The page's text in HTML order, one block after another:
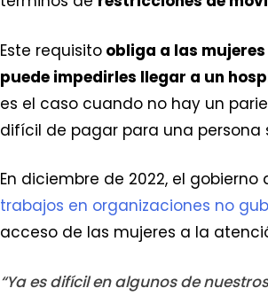
Este requisito obliga a las
puede impedirles llegar a un
es el caso cuando no hay un
difícil de pagar para una persona
En diciembre de 2022, el
trabajos en organizaciones no
acceso de las mujeres a la
“Ya es difícil en algunos de